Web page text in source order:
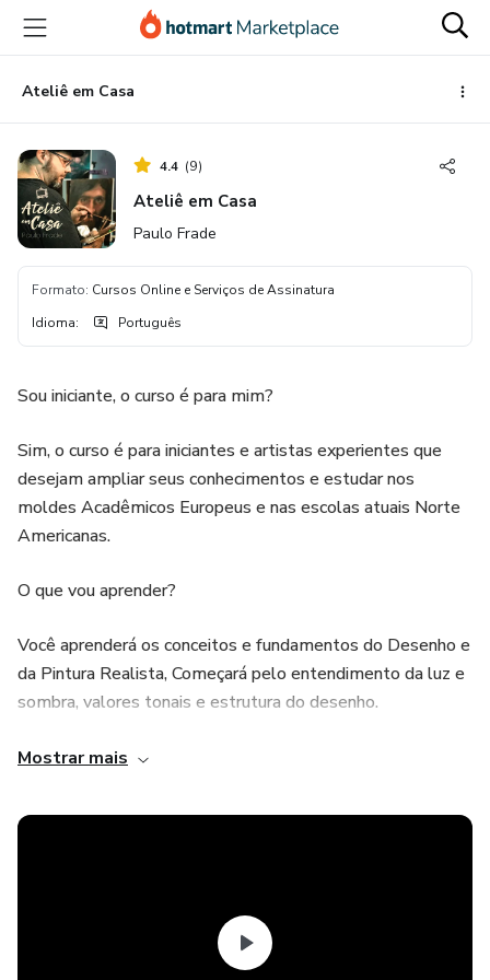
para
conteúdo
principal
para
pagamento
para
rodapé
Ateliê em Casa
4.4 (9)
Ateliê em Casa
Paulo Frade
Formato: Cursos Online e Serviços de Assinatura
Idioma: Português
Sou iniciante, o curso é para mim?
Sim, o curso é para iniciantes e artistas experientes que
desejam ampliar seus conhecimentos e estudar nos
moldes Acadêmicos Europeus e nas escolas atuais Norte
Americanas.
O que vou aprender?
Você aprenderá os conceitos e fundamentos do Desenho e
da Pintura Realista, Começará pelo entendimento da luz e
sombra, valores tonais e estrutura do desenho.
Depois conhecerá a teoria das cores, temperaturas,
Mostrar mais